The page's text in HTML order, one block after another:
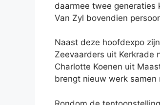
daarmee twee generaties
Van Zyl bovendien
Naast deze hoofdexpo
Zeevaarders uit Kerkrade
Charlotte Koenen uit
brengt nieuw werk samen